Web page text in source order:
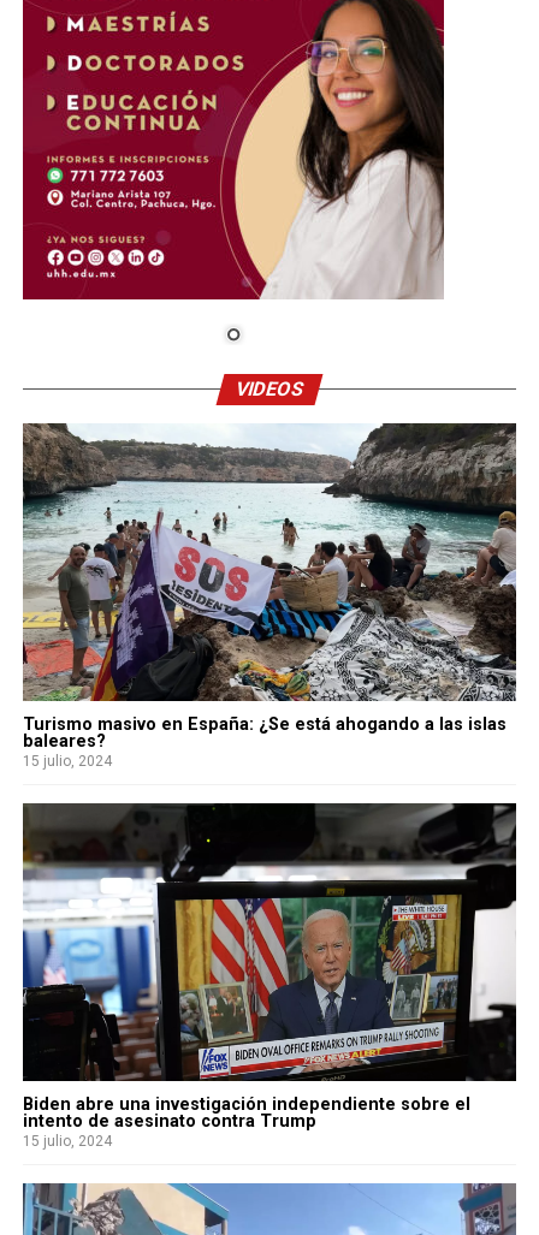
VIDEOS
Turismo masivo en España: ¿Se está ahogando a las islas
baleares?
15 julio, 2024
Biden abre una investigación independiente sobre el
intento de asesinato contra Trump
15 julio, 2024